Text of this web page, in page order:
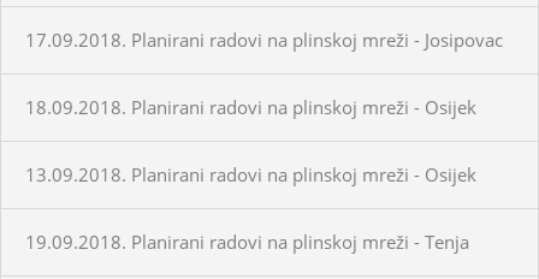
17.09.2018. Planirani radovi na plinskoj mreži - Josipovac
18.09.2018. Planirani radovi na plinskoj mreži - Osijek
13.09.2018. Planirani radovi na plinskoj mreži - Osijek
19.09.2018. Planirani radovi na plinskoj mreži - Tenja